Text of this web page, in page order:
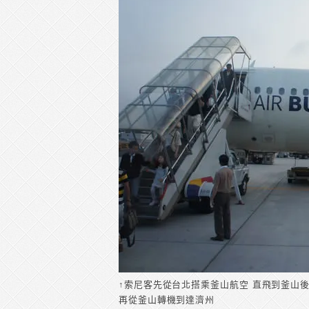
↑索尼客先從台北搭乘釜山航空 直飛到釜山
再從釜山轉機到達濟州